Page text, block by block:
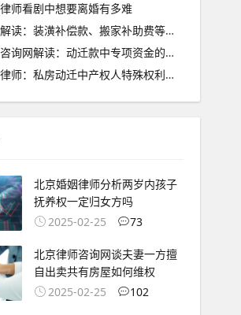
师看剧中想要离婚有多难
：装潢补偿款、搬家补助费等的合理分配之道
网解读：动迁款中专项资金的管理与使用之道
私房动迁中产权人特殊权利的法律保护与处理
北京婚姻律师分析两岁内孩子
抚养权一定归女方吗
2025-02-25
73
北京律师咨询网谈夫妻一方擅
自出卖共有房屋如何维权
2025-02-25
102